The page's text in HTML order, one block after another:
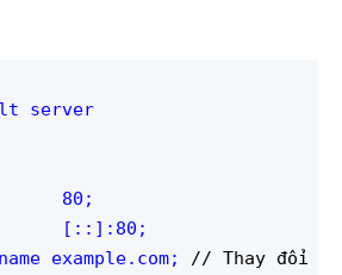
server
80;
[::]:80;
example.com;
// Thay đổi